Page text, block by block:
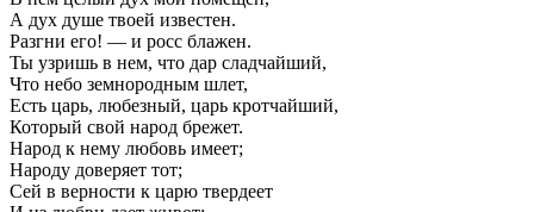
А дух душе твоей известен.
Разгни его! — и росс блажен.
Ты узришь в нем, что дар сладчайший,
Что небо земнородным шлет,
Есть царь, любезный, царь кротчайший,
Который свой народ брежет.
Народ к нему любовь имеет;
Народу доверяет тот;
Сей в верности к царю твердеет